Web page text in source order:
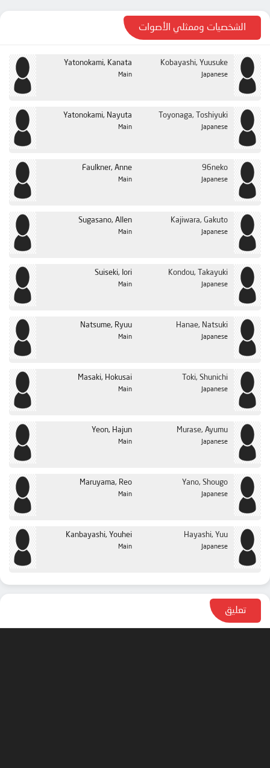
الشخصيات وممثلي الأصوات
Yatonokami, Kanata
Main
Kobayashi, Yuusuke
Japanese
Yatonokami, Nayuta
Main
Toyonaga, Toshiyuki
Japanese
Faulkner, Anne
Main
96neko
Japanese
Sugasano, Allen
Main
Kajiwara, Gakuto
Japanese
Suiseki, Iori
Main
Kondou, Takayuki
Japanese
Natsume, Ryuu
Main
Hanae, Natsuki
Japanese
Masaki, Hokusai
Main
Toki, Shunichi
Japanese
Yeon, Hajun
Main
Murase, Ayumu
Japanese
Maruyama, Reo
Main
Yano, Shougo
Japanese
Kanbayashi, Youhei
Main
Hayashi, Yuu
Japanese
تعليق